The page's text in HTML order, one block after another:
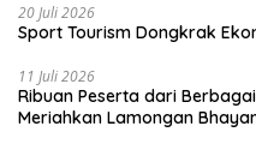
20 Juli 2026
Sport Tourism Dongkrak
11 Juli 2026
Ribuan Peserta dari
Meriahkan Lamongan